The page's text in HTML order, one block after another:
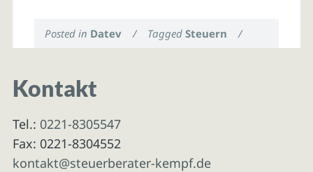
Posted in Datev / TaggedSteuern /
Kontakt
Tel.: 0221-8305547
Fax: 0221-8304552
kontakt@steuerberater-kempf.de